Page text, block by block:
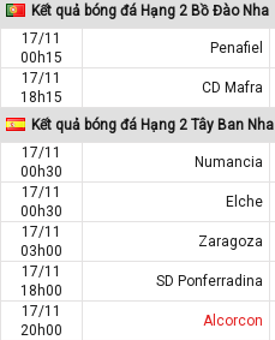
Kết quả bóng đá Hạng 2 Bồ Đào Nha
17/11
00h15
Penafiel
17/11
18h15
CD Mafra
Kết quả bóng đá Hạng 2 Tây Ban Nha
17/11
00h30
Numancia
17/11
00h30
Elche
17/11
03h00
Zaragoza
17/11
18h00
SD Ponferradina
17/11
20h00
Alcorcon